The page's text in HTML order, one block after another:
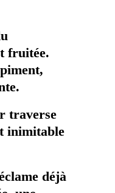
fruitée.
traverse
inimitable
déjà